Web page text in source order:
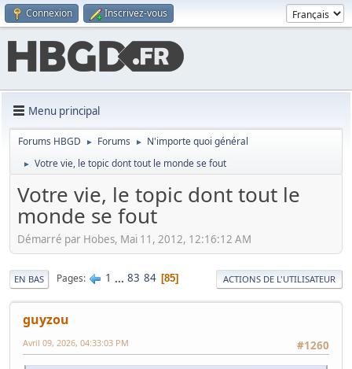
Connexion Inscrivez-vous
Menu principal
Forums HBGD ► Forums ► N'importe quoi général
► Votre vie, le topic dont tout le monde se fout
Votre vie, le topic dont tout le
monde se fout
Démarré par Hobes, Mai 11, 2012, 12:16:12 AM
EN BAS Pages 1 ... 83 84 85 ACTIONS DE L'UTILISATEUR
guyzou
#1260
Avril 09, 2026, 04:33:03 PM